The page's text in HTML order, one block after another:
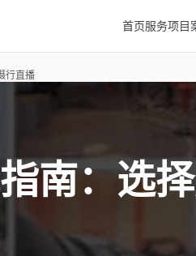
首页服务项目
行直播
南：选